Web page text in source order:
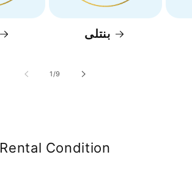
بنتلی
1/of
9
Rental Condition